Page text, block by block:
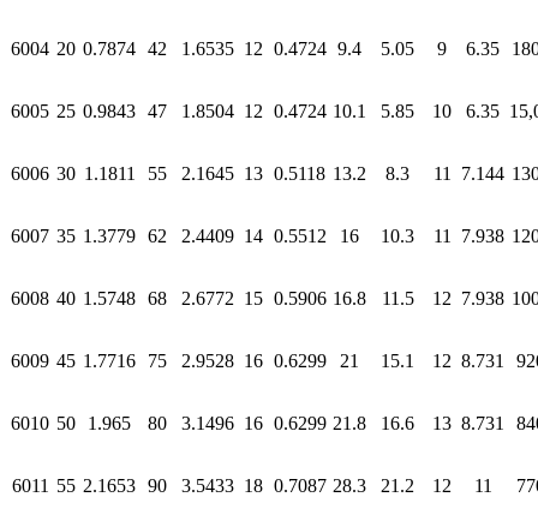
6004 20 0.7874 42 1.6535 12 0.4724 9.4 5.05 9 6.35
6005 25 0.9843 47 1.8504 12 0.4724 10.1 5.85 10 6.35
6006 30 1.1811 55 2.1645 13 0.5118 13.2 8.3 11 7.144
6007 35 1.3779 62 2.4409 14 0.5512 16 10.3 11 7.938
6008 40 1.5748 68 2.6772 15 0.5906 16.8 11.5 12 7.938
6009 45 1.7716 75 2.9528 16 0.6299 21 15.1 12 8.731
6010 50 1.965 80 3.1496 16 0.6299 21.8 16.6 13 8.731
6011 55 2.1653 90 3.5433 18 0.7087 28.3 21.2 12 11